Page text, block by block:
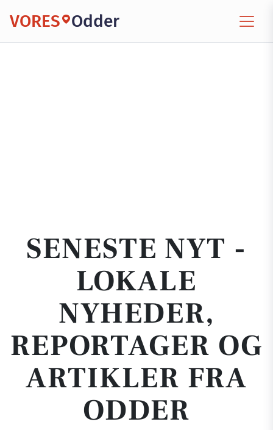
VORES Odder
SENESTE NYT -
LOKALE
NYHEDER,
REPORTAGER OG
ARTIKLER FRA
ODDER